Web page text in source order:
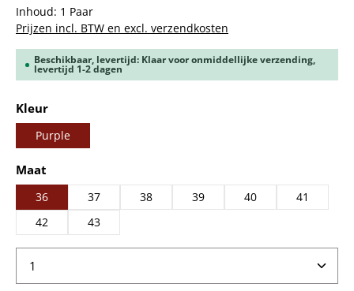
Inhoud: 1 Paar
Prijzen incl. BTW en excl. verzendkosten
Beschikbaar, levertijd: Klaar voor onmiddellijke verzending,
levertijd 1-2 dagen
Selecteer
Kleur
Purple
Selecteer
Maat
36 37 38 39 40
41
42
43
Producthoeveelheid: Voer de gewenste